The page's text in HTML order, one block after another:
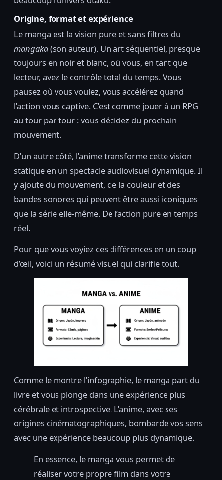
Origine, format et expérience
Le manga est la vision pure et sans filtres du
mangaka(son auteur). Un art séquentiel, presque
toujours en noir et blanc, où vous, en tant que
lecteur, avez le contrôle total du temps. Vous
pausez où vous voulez, vous accélérez quand
l’action vous captive. C’est comme jouer à un RPG
au tour par tour : vous décidez du prochain
mouvement.
D’un autre côté, l’anime transforme cette vision
statique en un spectacle audiovisuel dynamique. Il
y ajoute du mouvement, de la couleur et des
bandes sonores qui peuvent être aussi iconiques
que la série elle-même. De l’action pure en temps
réel.
Pour que vous voyiez ces différences en un coup
d’œil, voici un résumé visuel qui clarifie tout.
Comme le montre l’infographie, le manga part du
livre et vous plonge dans une expérience plus
cérébrale et introspective. L’anime, avec ses
origines cinématographiques, bombarde vos sens
avec une expérience beaucoup plus dynamique.
En essence, le manga vous permet de
réaliser votre propre film dans votre